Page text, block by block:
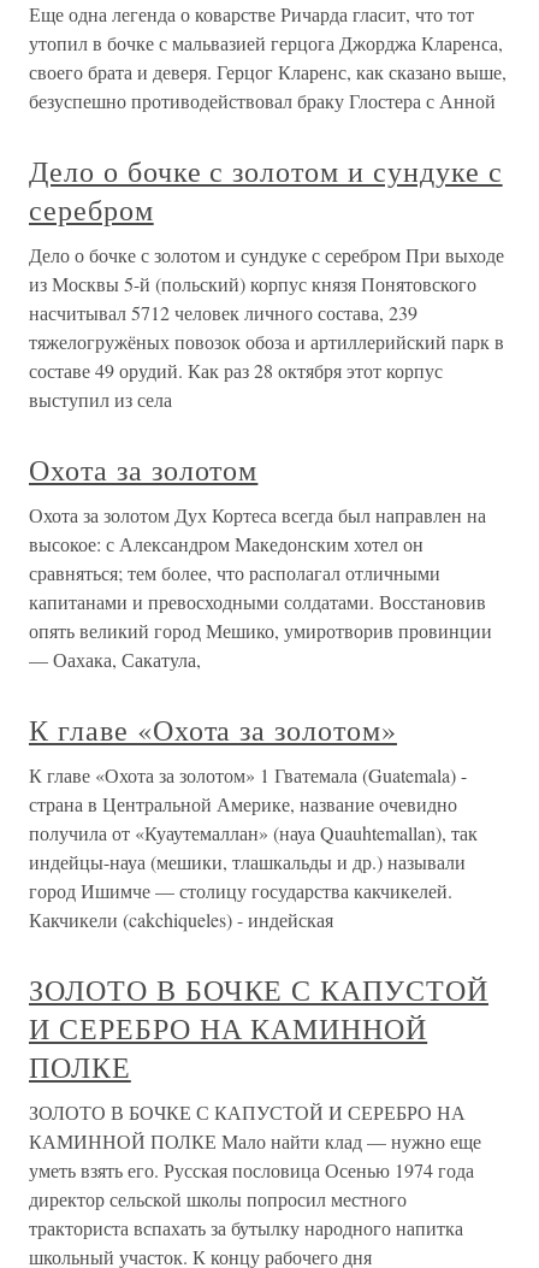
Еще одна легенда о коварстве Ричарда гласит, что тот
утопил в бочке с мальвазией герцога Джорджа Кларенса,
своего брата и деверя. Герцог Кларенс, как сказано выше,
безуспешно противодействовал браку Глостера с Анной
Дело о бочке с золотом и сундуке с
серебром
Дело о бочке с золотом и сундуке с серебром При выходе
из Москвы 5-й (польский) корпус князя Понятовского
насчитывал 5712 человек личного состава, 239
тяжелогружёных повозок обоза и артиллерийский парк в
составе 49 орудий. Как раз 28 октября этот корпус
выступил из села
Охота за золотом
Охота за золотом Дух Кортеса всегда был направлен на
высокое: с Александром Македонским хотел он
сравняться; тем более, что располагал отличными
капитанами и превосходными солдатами. Восстановив
опять великий город Мешико, умиротворив провинции
— Оахака, Сакатула,
К главе «Охота за золотом»
К главе «Охота за золотом» 1 Гватемала (Guatemala) -
страна в Центральной Америке, название очевидно
получила от «Куаутемаллан» (науа Quauhtemallan), так
индейцы-науа (мешики, тлашкальды и др.) называли
город Ишимче — столицу государства какчикелей.
Какчикели (cakchiqueles) - индейская
ЗОЛОТО В БОЧКЕ С КАПУСТОЙ
И СЕРЕБРО НА КАМИННОЙ
ПОЛКЕ
ЗОЛОТО В БОЧКЕ С КАПУСТОЙ И СЕРЕБРО НА
КАМИННОЙ ПОЛКЕ Мало найти клад — нужно еще
уметь взять его. Русская пословица Осенью 1974 года
директор сельской школы попросил местного
тракториста вспахать за бутылку народного напитка
школьный участок. К концу рабочего дня